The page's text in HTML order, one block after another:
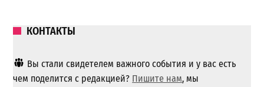
КОНТАКТЫ
Вы стали свидетелем важного события и у вас есть
чем поделится с редакцией? Пишите нам, мы